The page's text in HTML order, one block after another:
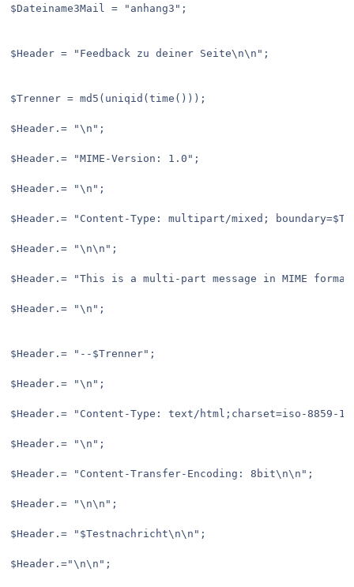
$Dateiname3Mail = "anhang3";
$Header = "Feedback zu deiner Seite\n\n";
$Trenner = md5(uniqid(time()));
$Header.= "\n";
$Header.= "MIME-Version: 1.0";
$Header.= "\n";
$Header.= "Content-Type: multipart/mixed;
$Header.= "\n\n";
$Header.= "This is a multi-part message in MIME
$Header.= "\n";
$Header.= "--$Trenner";
$Header.= "\n";
$Header.= "Content-Type: text/html;charset=iso-8859-
$Header.= "\n";
$Header.= "Content-Transfer-Encoding: 8bit\n\n";
$Header.= "\n\n";
$Header.= "$Testnachricht\n\n";
$Header.="\n\n";